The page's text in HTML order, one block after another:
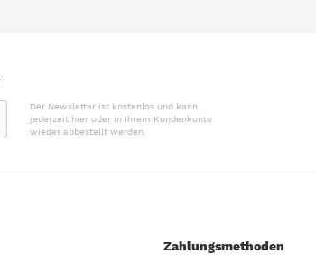
Der Newsletter ist kostenlos und kann
jederzeit hier oder in Ihrem Kundenkonto
wieder abbestellt werden.
Zahlungsmethoden